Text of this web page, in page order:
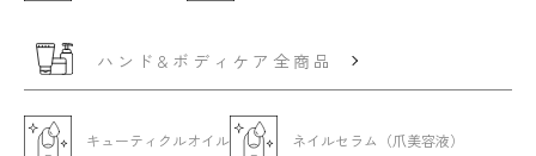
ハンド&ボディケア全商品
キューティクルオイル
ネイルセラム（爪美容液）